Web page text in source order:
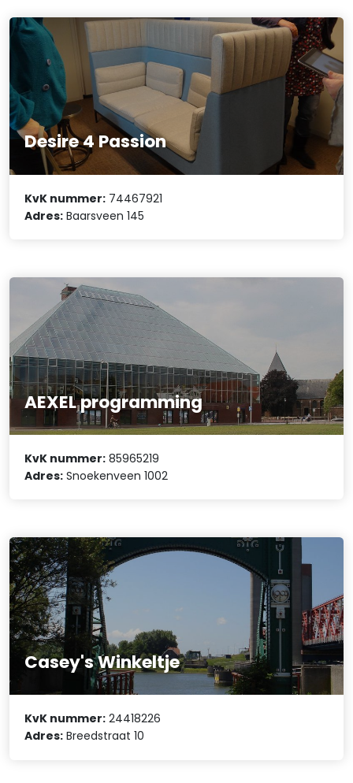
Desire 4 Passion
KvK nummer: 74467921
Adres: Baarsveen 145
AEXEL programming
KvK nummer: 85965219
Adres: Snoekenveen 1002
Casey's Winkeltje
KvK nummer: 24418226
Adres: Breedstraat 10